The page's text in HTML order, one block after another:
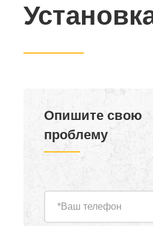
Опишите свою
проблему